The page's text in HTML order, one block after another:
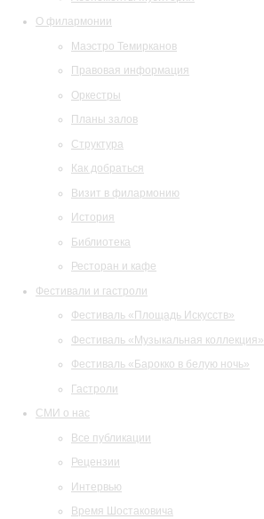
О филармонии
Маэстро Темирканов
Правовая информация
Оркестры
Планы залов
Структура
Как добраться
Визит в филармонию
История
Библиотека
Ресторан и кафе
Фестивали и гастроли
Фестиваль «Площадь Искусств»
Фестиваль «Музыкальная коллекция»
Фестиваль «Барокко в белую ночь»
Гастроли
СМИ о нас
Все публикации
Рецензии
Интервью
Время Шостаковича